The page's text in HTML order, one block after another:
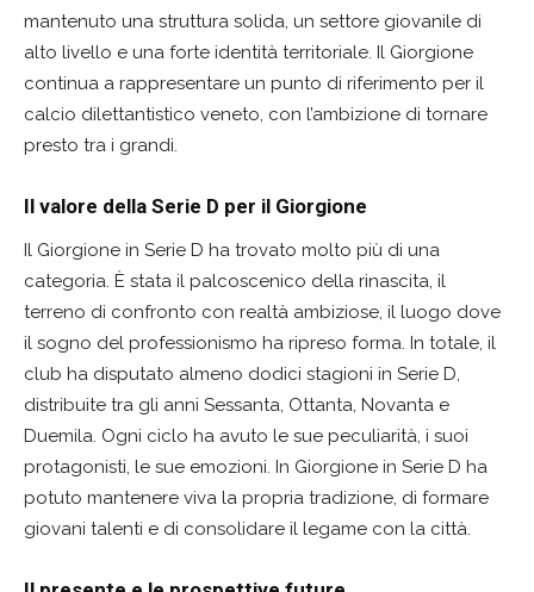
mantenuto una struttura solida, un settore giovanile di
alto livello e una forte identità territoriale. Il Giorgione
continua a rappresentare un punto di riferimento per il
calcio dilettantistico veneto, con l’ambizione di tornare
presto tra i grandi.
Il valore della Serie D per il Giorgione
Il Giorgione in Serie D ha trovato molto più di una
categoria. È stata il palcoscenico della rinascita, il
terreno di confronto con realtà ambiziose, il luogo dove
il sogno del professionismo ha ripreso forma. In totale, il
club ha disputato almeno dodici stagioni in Serie D,
distribuite tra gli anni Sessanta, Ottanta, Novanta e
Duemila. Ogni ciclo ha avuto le sue peculiarità, i suoi
protagonisti, le sue emozioni. In Giorgione in Serie D ha
potuto mantenere viva la propria tradizione, di formare
giovani talenti e di consolidare il legame con la città.